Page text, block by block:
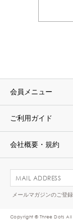
会員メニュー
ご利用ガイド
会社概要・規約
メールマガジンのご登
Copyright © Three Dots All